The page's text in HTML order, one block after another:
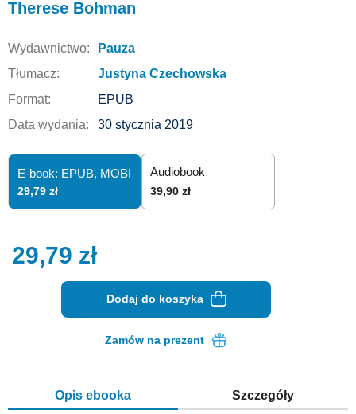
Therese Bohman
Wydawnictwo:
Pauza
Tłumacz:
Justyna Czechowska
Format:
EPUB
Data wydania:
30 stycznia 2019
E-book: EPUB, MOBI
29,79 zł
Audiobook
39,90 zł
29,79 zł
Dodaj do koszyka
Zamów na prezent
Opis ebooka Szczegóły